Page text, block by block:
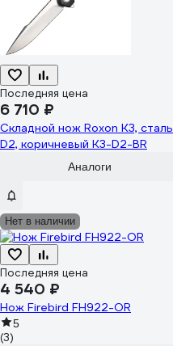
Последняя цена
6 710 ₽
Складной нож Roxon K3, сталь
D2, коричневый K3-D2-BR
Аналоги
Нет в наличии
Последняя цена
4 540 ₽
Нож Firebird FH922-OR
5
(3)